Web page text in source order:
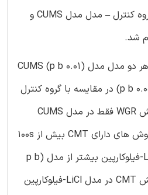
CD11b در هیپوکامپ در گروه کنترل – مدل مدل CUMS و
نتایج :IMT طولانی تر در هر دو مدل مدل CUMS (p b 0.01)
و مدل LiCl-فیلوکارپین (p b 0.05) در مقایسه با گروه کنترل
مشاهده می شود.اما کاهش WGR فقط در مدل CUMS
مشاهده می شود.درصد موش های دارای CMT بیش از 100s
می باشد که برای گروه LiCl-فیلوکارپین بیشتر از مدل (p b
0.05). CUMS است. افزایش CMT در مدل LiCl-فیلوکارپین